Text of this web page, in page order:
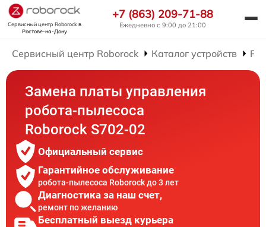
Сервисный центр Roborockв
Ростове-на-Дону
+7 (863) 209-71-88
Ежедневно с 9:00 до 21:00
Сервисный центр Roborock Каталог устройств
Замена платы управления
робота-пылесоса
Roborock S702-02
Официальный сервис
Гарантийное обслуживание
робота-пылесоса Roborock до 3 лет
Диагностика за наш счет,
ремонт по желанию
Бесплатный выезд курьера